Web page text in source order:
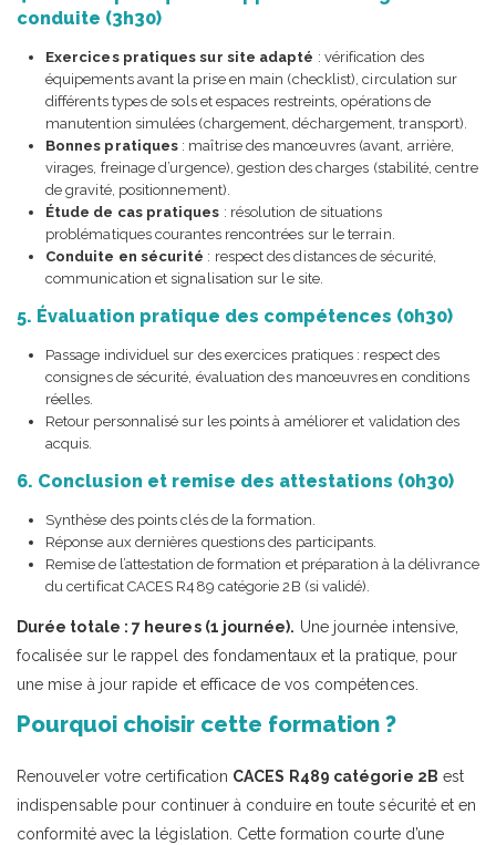
conduite (3h30)
Exercices pratiques sur site adapté : vérification des
équipements avant la prise en main (checklist), circulation sur
différents types de sols et espaces restreints, opérations de
manutention simulées (chargement, déchargement, transport).
Bonnes pratiques : maîtrise des manœuvres (avant, arrière,
virages, freinage d’urgence), gestion des charges (stabilité, centre
de gravité, positionnement).
Étude de cas pratiques : résolution de situations
problématiques courantes rencontrées sur le terrain.
Conduite en sécurité : respect des distances de sécurité,
communication et signalisation sur le site.
5. Évaluation pratique des compétences (0h30)
Passage individuel sur des exercices pratiques : respect des
consignes de sécurité, évaluation des manœuvres en conditions
réelles.
Retour personnalisé sur les points à améliorer et validation des
acquis.
6. Conclusion et remise des attestations (0h30)
Synthèse des points clés de la formation.
Réponse aux dernières questions des participants.
Remise de l’attestation de formation et préparation à la délivrance
du certificat CACES R489 catégorie 2B (si validé).
Durée totale : 7 heures (1 journée). Une journée intensive,
focalisée sur le rappel des fondamentaux et la pratique, pour
une mise à jour rapide et efficace de vos compétences.
Pourquoi choisir cette formation ?
Renouveler votre certification CACES R489 catégorie 2B est
indispensable pour continuer à conduire en toute sécurité et en
conformité avec la législation. Cette formation courte d’une